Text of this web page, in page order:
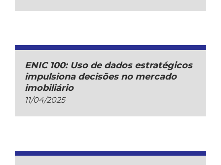
ENIC 100: Uso de dados estratégicos
impulsiona decisões no mercado
imobiliário
11/04/2025